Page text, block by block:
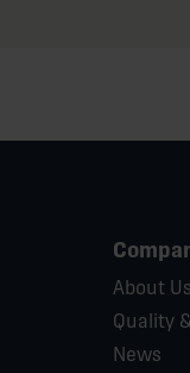
About Us
Quality
News